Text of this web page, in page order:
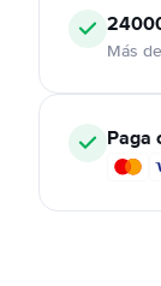
Más
Paga